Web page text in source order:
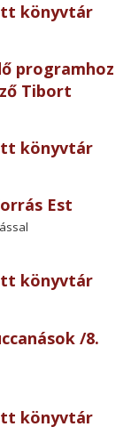
könyvtár
programhoz
Tibort
könyvtár
Est
könyvtár
/8.
könyvtár